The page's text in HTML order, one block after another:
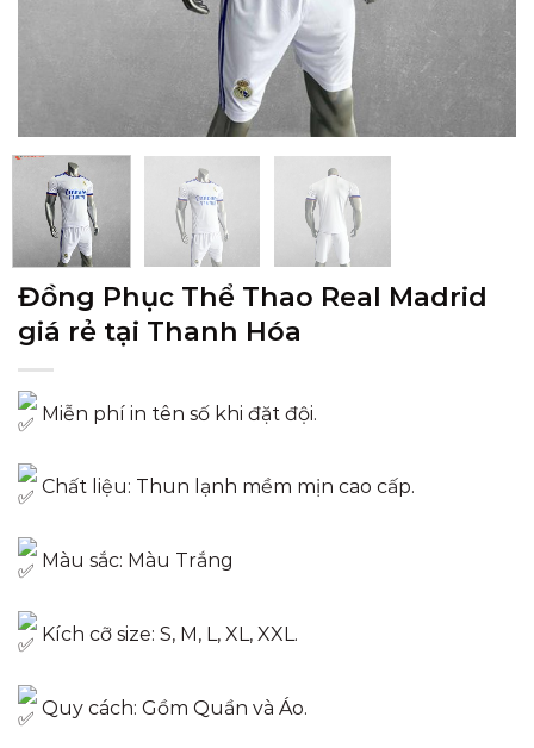
Đồng Phục Thể Thao Real Madrid
giá rẻ tại Thanh Hóa
Miễn phí in tên số khi đặt đội.
Chất liệu: Thun lạnh mềm mịn cao cấp.
Màu sắc: Màu Trắng
Kích cỡ size: S, M, L, XL, XXL.
Quy cách: Gồm Quần và Áo.